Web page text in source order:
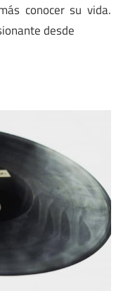
conocer su vida.
desde